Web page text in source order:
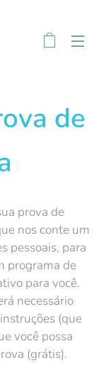
de
prova de
nos conte um
pessoais, para
programa de
para você.
necessário
(que
você possa
(grátis).